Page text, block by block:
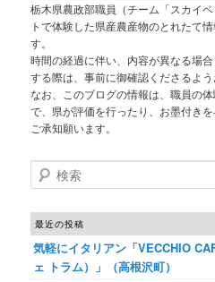
栃木県農政部職員（チーム「スカイ
トで体験した県産農産物のとれたて
す。
時間の経過に伴い、内容が異なる場
する際は、事前に御確認くださるよう
なお、このブログの情報は、職員の
で、県が評価を行ったり、お墨付き
ご承知願います。
検索
最近の投稿
気軽にイタリアン「VECCHIO
ェ トラム）」（高根沢町）